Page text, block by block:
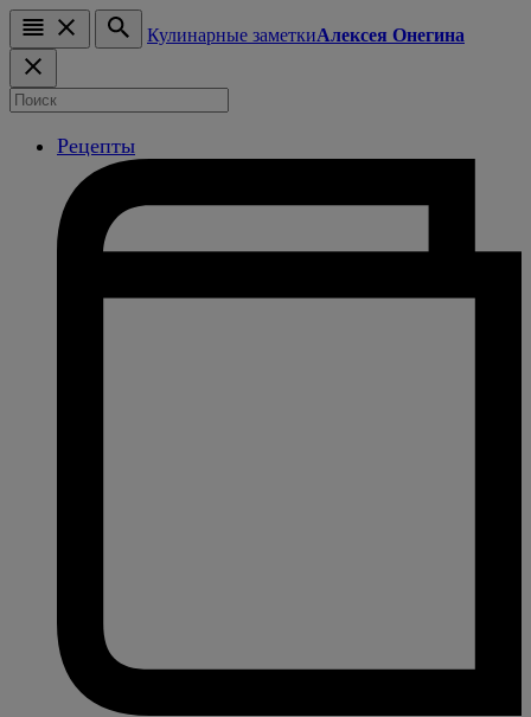
Кулинарные заметкиАлексея Онегина
Рецепты